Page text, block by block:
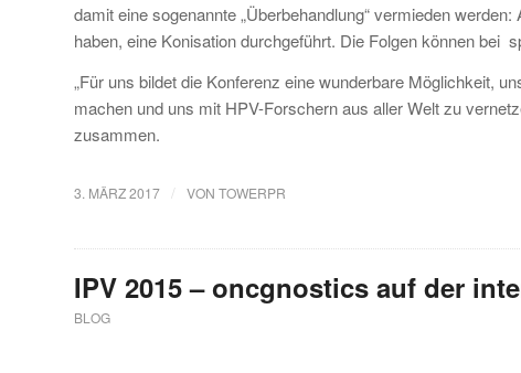
damit eine sogenannte „Überbehandlung“ vermieden
haben, eine Konisation durchgeführt. Die Folgen können bei
„Für uns bildet die Konferenz eine wunderbare Möglichkeit,
machen und uns mit HPV-Forschern aus aller Welt zu
zusammen.
3. MÄRZ 2017 / VON TOWERPR
IPV 2015 – oncgnostics auf der
BLOG